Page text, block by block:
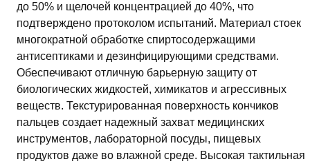
до 50% и щелочей концентрацией до 40%, что
подтверждено протоколом испытаний. Материал стоек к
многократной обработке спиртосодержащими
антисептиками и дезинфицирующими средствами.
Обеспечивают отличную барьерную защиту от
биологических жидкостей, химикатов и агрессивных
веществ. Текстурированная поверхность кончиков
пальцев создает надежный захват медицинских
инструментов, лабораторной посуды, пищевых
продуктов даже во влажной среде. Высокая тактильная